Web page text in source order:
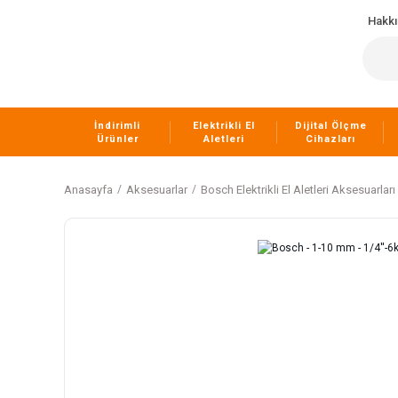
İndirimli
Ürünler
Elektrikli El
Aletleri
Dijital Ölçme
Cihazları
Anasayfa Aksesuarlar Bosch Elektrikli El Aletleri Aksesuarları